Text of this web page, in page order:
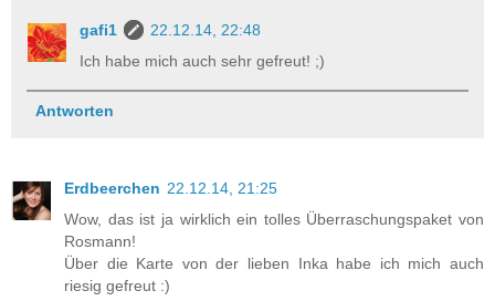
gafi1
22.12.14, 22:48
Ich habe mich auch sehr gefreut! ;)
Antworten
Erdbeerchen 22.12.14, 21:25
Wow, das ist ja wirklich ein tolles Überraschungspaket von
Rosmann!
Über die Karte von der lieben Inka habe ich mich auch
riesig gefreut :)